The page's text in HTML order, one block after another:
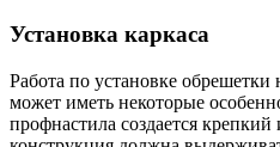
Установка каркаса
Работа по установке обрешетки
может иметь некоторые
профнастила создается